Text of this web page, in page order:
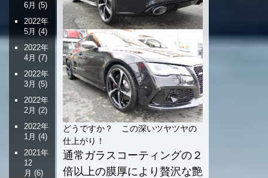
どうですか？ この深いツヤツヤの
仕上がり！
通常ガラスコーティングの２
倍以上の膜厚により贅沢な艶
6月 (5)
2022年
5月 (4)
2022年
4月 (7)
2022年
3月 (5)
2022年
2月 (2)
2022年
1月 (4)
2021年
12
月 (6)